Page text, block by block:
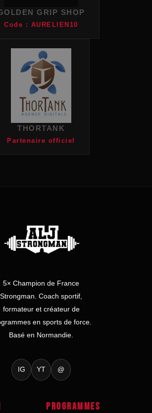
GRIP SHOP
Code : AURELIEN10
THORTANK
Partenaire officiel
5× Champion de France
Strongman. Coach sportif,
formateur et créateur de
en sports de force.
Basé en Normandie.
IG YT @
PROGRAMMES